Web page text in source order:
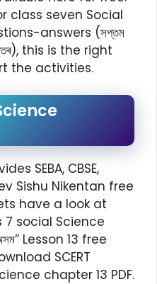
class seven Social
answers (সপ্তম
উত্তৰ), this is the right
the activities.
SEBA, CBSE,
Sishu Nikentan free
have a look at
7 social Science
Lesson 13 free
SCERT
chapter 13 PDF.